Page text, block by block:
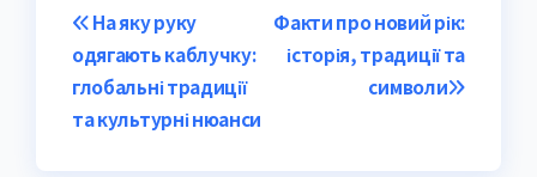
Post
navigation
Факти про новий рік:
історія, традиції та
символи
На яку руку
одягають каблучку:
глобальні традиції
та культурні нюанси